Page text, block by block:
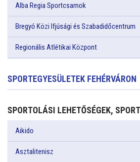
Alba Regia Sportcsarnok
Bregyó Közi Ifjúsági és Szabadidőcentrum
Regionális Atlétikai Központ
SPORTEGYESÜLETEK FEHÉRVÁRON
SPORTOLÁSI LEHETŐSÉGEK,
Aikido
Asztalitenisz